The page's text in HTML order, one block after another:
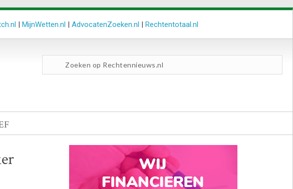
| MijnWetten.nl | AdvocatenZoeken.nl | Rechtentotaal.nl